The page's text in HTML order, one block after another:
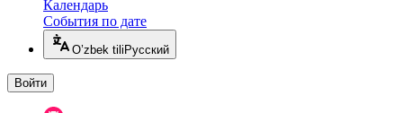
Календарь
События по дате
O’zbek tili Русский
Войти